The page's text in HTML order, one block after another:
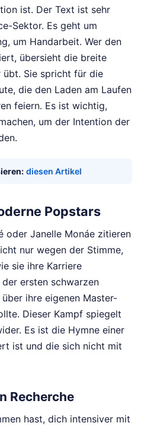
ist. Der Text ist sehr
Sektor. Es geht um
um Handarbeit. Wer den
übersieht die breite
übt. Sie spricht für die
die den Laden am Laufen
feiern. Es ist wichtig,
um der Intention der
diesen Artikel
Popstars
oder Janelle Monáe zitieren
nur wegen der Stimme,
sie ihre Karriere
ersten schwarzen
ihre eigenen Master-
Dieser Kampf spiegelt
Es ist die Hymne einer
ist und die sich nicht mit
Recherche
hast, dich intensiver mit